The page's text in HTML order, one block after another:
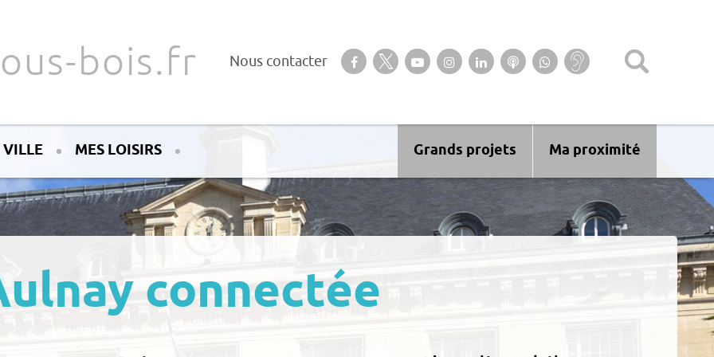
bois.fr Nous contacter Suivez-nous sur notre page Facebook
Suivez-nous sur Twitter
Suivez-nous sur YouTube
Suivez-nous sur Instagram
Retrouvez-nous sur Linkedin
Ecoutez nos Podcasts
Suivez-nous sur
WhatsApp
Baisse
d’audition ?
MES LOISIRS Ma proximité
Grands projets
connectée